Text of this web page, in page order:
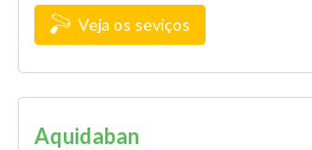
Veja os seviços
Aquidaban